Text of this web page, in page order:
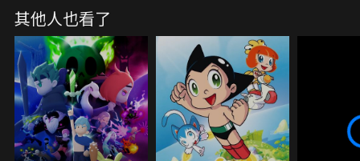
其他人也看了